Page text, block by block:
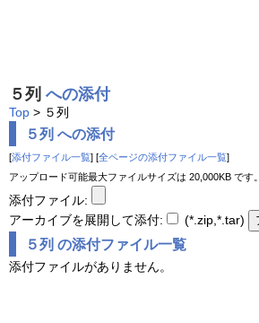
５列 への添付
Top > ５列
５列 への添付
[添付ファイル一覧] [全ページの添付ファイル一覧]
アップロード可能最大ファイルサイズは 20,000KB です。
添付ファイル:
アーカイブを展開して添付:
(*.zip,*.tar)
５列 の添付ファイル一覧
添付ファイルがありません。